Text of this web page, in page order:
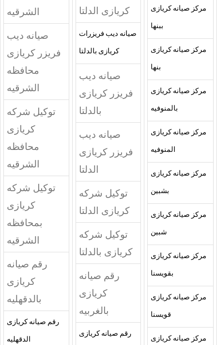
مركز صيانه كريازى
ببنها
مركز صيانه كريازى
بنها
مركز صيانه كريازى
بالمنوفيه
مركز صيانه كريازى
المنوفيه
مركز صيانه كريازى
بشبين
مركز صيانه كريازى
شبين
مركز صيانه كريازى
بقويسنا
مركز صيانه كريازى
قويسنا
مركز صيانه كريازى
كريازى الدلتا
صيانه ديب فريزرات
كريازى بالدلتا
صيانه ديب
فريزر كريازى
بالدلتا
صيانه ديب
فريزر كريازى
الدلتا
توكيل شركه
كريازى الدلتا
توكيل شركه
كريازى بالدلتا
رقم صيانه
كريازى
بالغربيه
رقم صيانه كريازى
الشرقيه
صيانه ديب
فريزر كريازى
محافظه
الشرقيه
توكيل شركه
كريازى
محافظه
الشرقيه
توكيل شركه
كريازى
بمحافظه
الشرقيه
رقم صيانه
كريازى
بالدقهليه
رقم صيانه كريازى
الدقهليه